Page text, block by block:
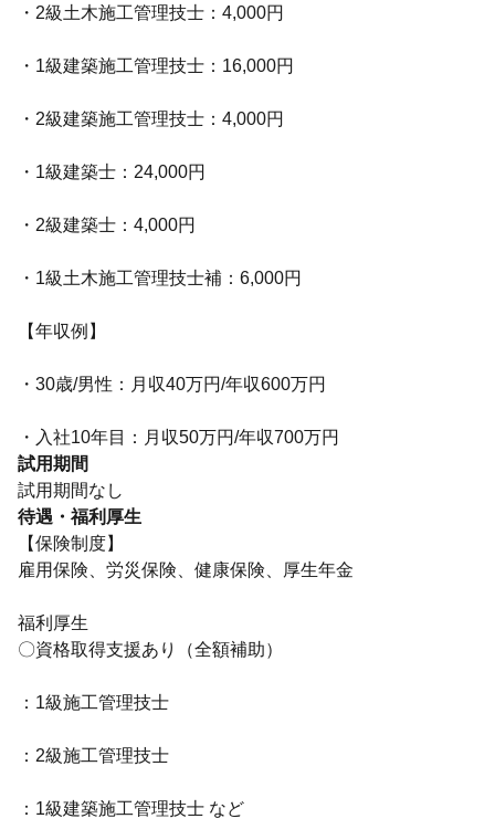
・2級土木施工管理技士：4,000円
・1級建築施工管理技士：16,000円
・2級建築施工管理技士：4,000円
・1級建築士：24,000円
・2級建築士：4,000円
・1級土木施工管理技士補：6,000円
【年収例】
・30歳/男性：月収40万円/年収600万円
・入社10年目：月収50万円/年収700万円
試用期間
試用期間なし
待遇・福利厚生
【保険制度】
雇用保険、労災保険、健康保険、厚生年金
福利厚生
〇資格取得支援あり（全額補助）
：1級施工管理技士
：2級施工管理技士
：1級建築施工管理技士 など